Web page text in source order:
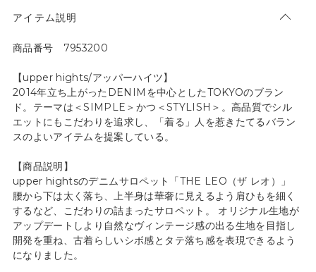
アイテム説明
商品番号 7953200
【upper hights/アッパーハイツ】
2014年立ち上がったDENIMを中心としたTOKYOのブラン
ド。テーマは＜SIMPLE＞かつ＜STYLISH＞。高品質でシル
エットにもこだわりを追求し、「着る」人を惹きたてるバラン
スのよいアイテムを提案している。
【商品説明】
upper hightsのデニムサロペット「THE LEO（ザ レオ）」
腰から下は太く落ち、上半身は華奢に見えるよう肩ひもを細く
するなど、こだわりの詰まったサロペット。 オリジナル生地が
アップデートしより自然なヴィンテージ感の出る生地を目指し
開発を重ね、古着らしいシボ感とタテ落ち感を表現できるよう
になりました。